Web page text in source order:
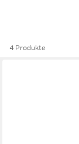
4 Produkte